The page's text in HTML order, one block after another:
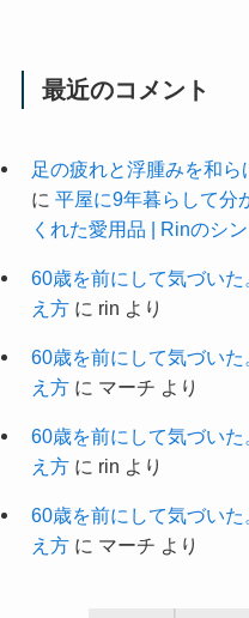
最近のコメント
足の疲れと浮腫みを和
に 平屋に9年暮らして分
くれた愛用品 | Rinのシ
60歳を前にして気づい
え方に rin より
60歳を前にして気づい
え方に マーチ より
60歳を前にして気づい
え方に rin より
60歳を前にして気づい
え方に マーチ より